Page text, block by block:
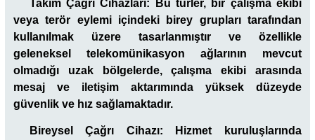
Takım Çağrı Cihazları:
Bu türler, bir çalışma ekibi
veya terör eylemi içindeki birey grupları tarafından
kullanılmak üzere tasarlanmıştır ve özellikle
geleneksel telekomünikasyon ağlarının mevcut
olmadığı uzak bölgelerde, çalışma ekibi arasında
mesaj ve iletişim aktarımında yüksek düzeyde
güvenlik ve hız sağlamaktadır.
Bireysel Çağrı Cihazı:
Hizmet kuruluşlarında